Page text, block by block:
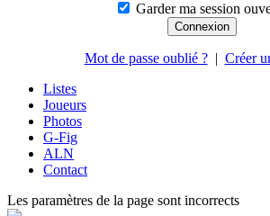
Garder ma session
Mot de passe oublié ?| Créer
Listes
Joueurs
Photos
G-Fig
ALN
Contact
Les paramètres de la page sont incorrects